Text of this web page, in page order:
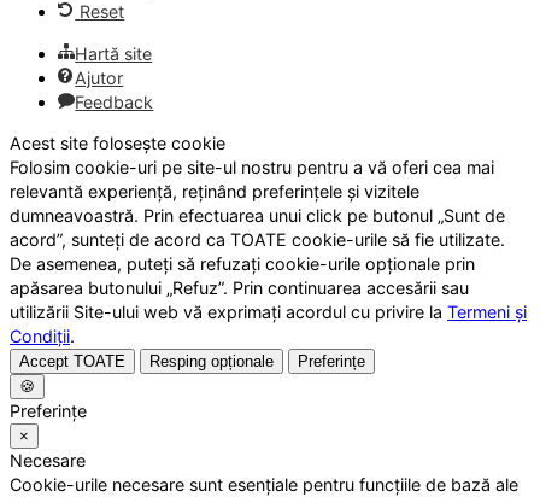
Reset
Hartă site
Ajutor
Feedback
Acest site folosește cookie
Folosim cookie-uri pe site-ul nostru pentru a vă oferi cea mai
relevantă experiență, reținând preferințele și vizitele
dumneavoastră. Prin efectuarea unui click pe butonul „Sunt de
acord”, sunteți de acord ca TOATE cookie-urile să fie utilizate.
De asemenea, puteți să refuzați cookie-urile opționale prin
apăsarea butonului „Refuz”. Prin continuarea accesării sau
utilizării Site-ului web vă exprimați acordul cu privire la Termeni și
Condiții.
Accept TOATE Resping opționale
Preferințe
🍪
Preferințe
×
Necesare
Cookie-urile necesare sunt esențiale pentru funcțiile de bază ale